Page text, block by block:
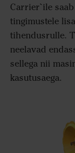
Carrier`ile
tingimustele
tihendusrulle.
neelavad
sellega nii
kasutusaega.